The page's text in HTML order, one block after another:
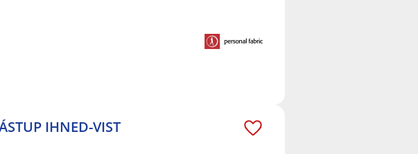
IHNED-VIST